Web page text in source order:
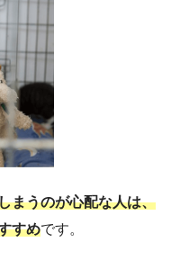
まうのが心配な人は、
すめです。